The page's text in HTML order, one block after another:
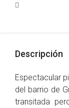
Descripción
Espectacular
del barrio de
transitada